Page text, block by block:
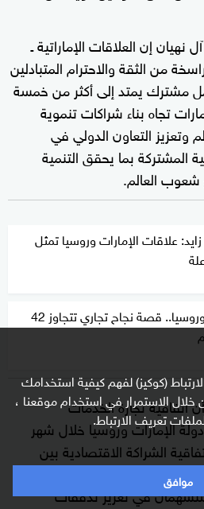
(كوكيز) لفهم كيفية استخدامك
الاستمرار في استخدام موقعنا ،
تعريف الارتباط.
موافق
إن العلاقات الإماراتية ـ
من الثقة والاحترام المتبادلين
مشترك يمتد إلى أكثر من خمسة
تجاه بناء شراكات تنموية
وتعزيز التعاون الدولي في
المشتركة بما يحقق التنمية
شعوب العالم.
علاقات الإمارات وروسيا تمثل
الإمارات وروسيا.. قصة نجاح تجاري تتجاوز 42
اتفاقية تجارة الخدمات
الإمارات وروسيا خلال شهر
الشراكة الاقتصادية بين
الأوراسي التي وقعها الجانبان
في تعزيز تدفقات